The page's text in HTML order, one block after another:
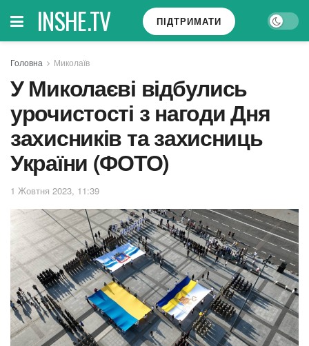
INSHE.TV ПІДТРИМАТИ
Головна Миколаїв
У Миколаєві відбулись
урочистості з нагоди Дня
захисників та захисниць
України (ФОТО)
1 Жовтня 2023, 11:39